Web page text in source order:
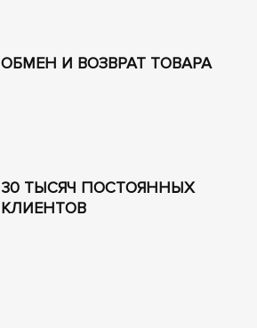
ОБМЕН И ВОЗВРАТ ТОВАРА
30 ТЫСЯЧ ПОСТОЯННЫХ
КЛИЕНТОВ